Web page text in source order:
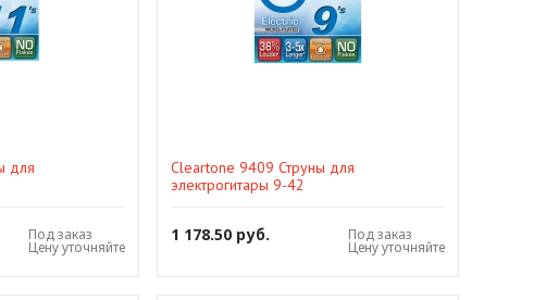
для
Под заказ
Цену уточняйте
Cleartone 9409 Струны для
электрогитары 9-42
1 178.50 руб. Под заказ
Цену уточняйте